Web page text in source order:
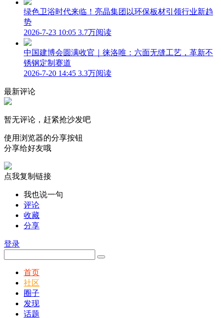
绿色卫浴时代来临！亮晶集团以环保板材引领行业新趋
势
2026-7-23 10:05 3.7万阅读
中国建博会圆满收官｜徕洛唯：六面无缝工艺，革新不
锈钢定制赛道
2026-7-20 14:45 3.3万阅读
最新评论
暂无评论，赶紧抢沙发吧
使用浏览器的分享按钮
分享给好友哦
点我复制链接
我也说一句
评论
收藏
分享
登录
首页
社区
圈子
发现
话题